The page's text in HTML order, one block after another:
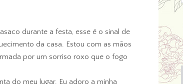
durante a festa, esse é o sinal de
da casa. Estou com as mãos
por um sorriso roxo que o fogo
do meu lugar. Eu adoro a minha